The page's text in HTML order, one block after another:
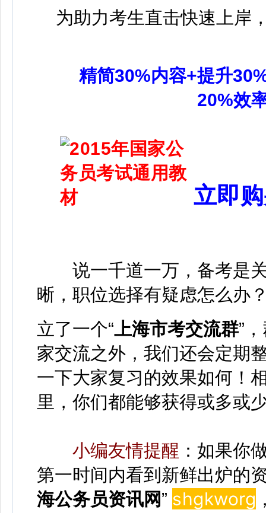
为助力考生直击快速上岸
精简30%内容+提升
20%效
立即
说一千道一万，备考是关
晰，职位选择有疑虑怎么办
立了一个“上海市考交流群”
家交流之外，我们还会定期
一下大家复习的效果如何！
里，你们都能够获得或多或
小编友情提醒 ：如果你
第一时间内看到新鲜出炉的
海公务员资讯网” shgkworg